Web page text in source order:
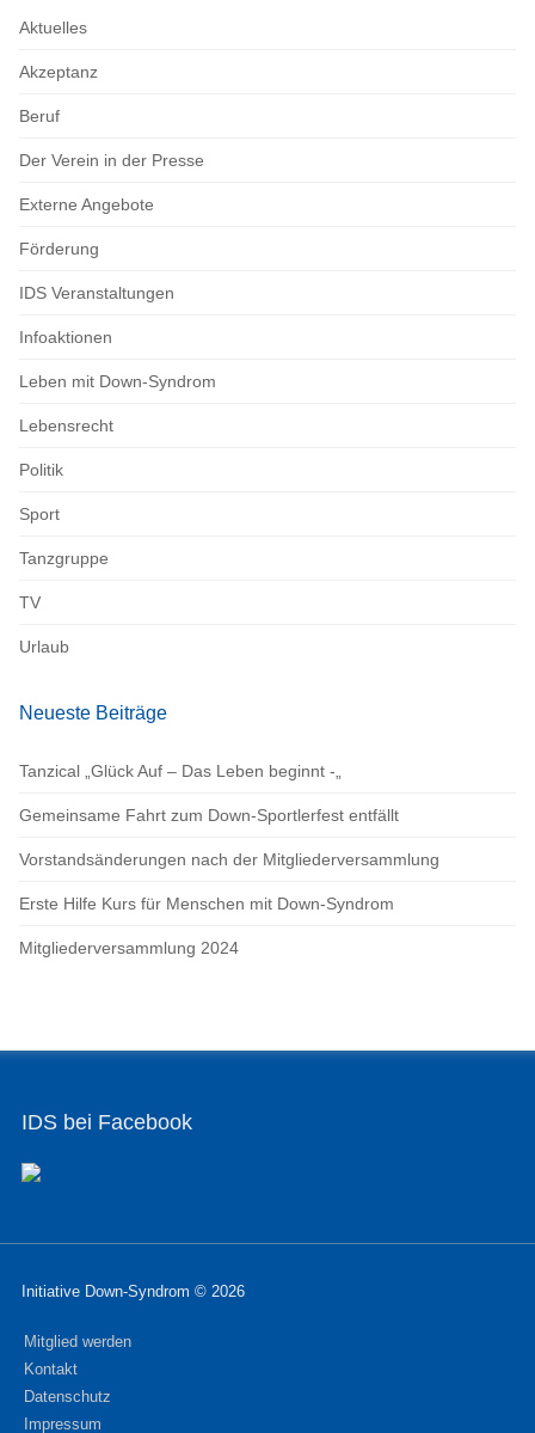
Aktuelles
Akzeptanz
Beruf
Der Verein in der Presse
Externe Angebote
Förderung
IDS Veranstaltungen
Infoaktionen
Leben mit Down-Syndrom
Lebensrecht
Politik
Sport
Tanzgruppe
TV
Urlaub
Neueste Beiträge
Tanzical „Glück Auf – Das Leben beginnt -„
Gemeinsame Fahrt zum Down-Sportlerfest entfällt
Vorstandsänderungen nach der Mitgliederversammlung
Erste Hilfe Kurs für Menschen mit Down-Syndrom
Mitgliederversammlung 2024
IDS bei Facebook
Initiative Down-Syndrom © 2026
Mitglied werden
Kontakt
Datenschutz
Impressum